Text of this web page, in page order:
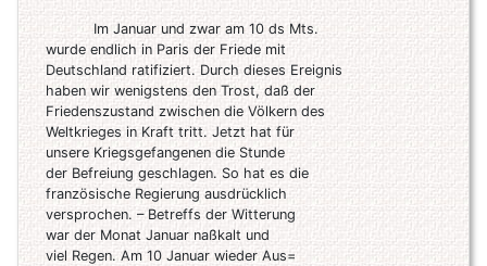
Im Januar und zwar am 10 ds Mts.
wurde endlich in Paris der Friede mit
Deutschland ratifiziert. Durch dieses Ereignis
haben wir wenigstens den Trost, daß der
Friedenszustand zwischen die Völkern des
Weltkrieges in Kraft tritt. Jetzt hat für
unsere Kriegsgefangenen die Stunde
der Befreiung geschlagen. So hat es die
französische Regierung ausdrücklich
versprochen. – Betreffs der Witterung
war der Monat Januar naßkalt und
viel Regen. Am 10 Januar wieder Aus=